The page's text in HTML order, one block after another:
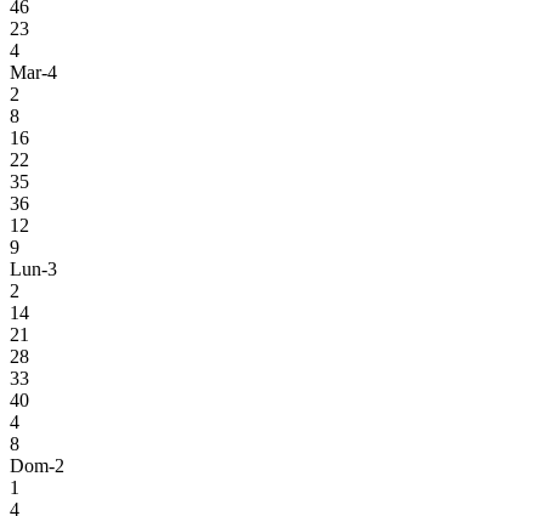
46
23
4
Mar-4
2
8
16
22
35
36
12
9
Lun-3
2
14
21
28
33
40
4
8
Dom-2
1
4